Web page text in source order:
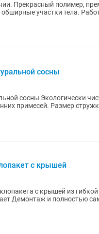
Прекрасный полимер,
участки тела.
сосны
сосновые опилки без
12 мм Сухие, чистые, хорошо
с крышей
с крышей из гибкой
Демонтаж и полностью